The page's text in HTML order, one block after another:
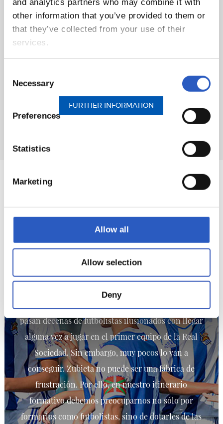
and analytics partners who may combine it with
other information that you’ve provided to them or
that they’ve collected from your use of their
services.
Selection
Necessary
Preferences
Statistics
Marketing
Allow all
Allow selection
Deny
apoyo de la Diputación Foral de Gipuzkoa y la colaboración
de la Federación Guipuzcoana de Fútbol, se plasma en
convenios de colaboración suscritos por 96 clubes con la
FURTHER INFORMATION
ZUBIETA
pasan decenas de futbolistas ilusionados con llegar
alguna vez a jugar en el primer equipo de la Real
Sociedad. Sin embargo, muy pocos lo van a
conseguir. Zubieta no puede ser una fábrica de
frustración. Por ello, en nuestro itinerario
formativo debemos preocuparnos no sólo por
formarlos como futbolistas, sino de dotarles de las